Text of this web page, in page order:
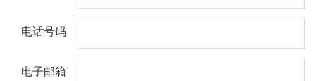
电话号码
电子邮箱